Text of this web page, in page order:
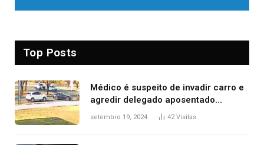
Top Posts
Médico é suspeito de invadir carro e
agredir delegado aposentado
durante confusão no trânsito
setembro 19, 2024 42Visitas